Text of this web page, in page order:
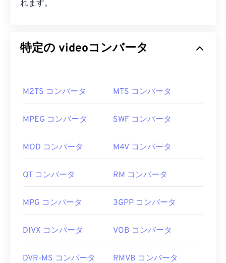
れます。
特定の videoコンバータ
M2TS コンバータ MTS コンバータ
MPEG コンバータ SWF コンバータ
MOD コンバータ M4V コンバータ
QT コンバータ RM コンバータ
MPG コンバータ 3GPP コンバータ
DIVX コンバータ VOB コンバータ
DVR-MS コンバータ RMVB コンバータ